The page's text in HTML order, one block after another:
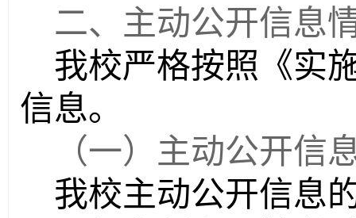
二、主动公开信息
我校严格按照《实
信息。
（一）主动公开信
我校主动公开信息